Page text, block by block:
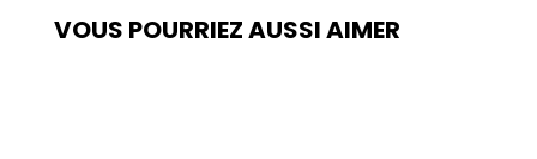
VOUS POURRIEZ AUSSI AIMER